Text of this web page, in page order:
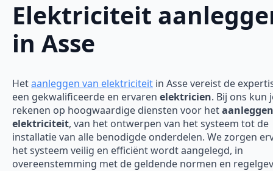
Elektriciteit
in Asse
Hetaanleggen van elektriciteit in Asse vereist de
een gekwalificeerde en ervaren elektricien. Bij ons kun
rekenen op hoogwaardige diensten voor het
elektriciteit, van het ontwerpen van het systeem tot de
installatie van alle benodigde onderdelen. We zorgen
het systeem veilig en efficiënt wordt aangelegd, in
overeenstemming met de geldende normen en